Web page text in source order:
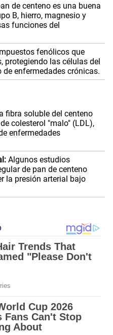
de centeno es una buena
B, hierro, magnesio y
funciones del
fenólicos que
protegiendo las células del
enfermedades crónicas.
fibra soluble del centeno
colesterol "malo" (LDL),
enfermedades
Algunos estudios
de pan de centeno
la presión arterial bajo